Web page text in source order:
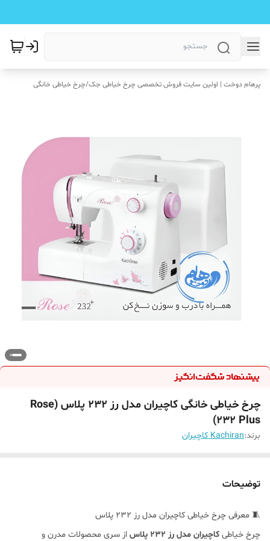
پرهام دوخت | اولین سایت فروش تخصصی چرخ خیاطی جک/چرخ خیاطی خانگی
چرخ خیاطی خانگی کاچیران مدل رز 232 پلاس (Rose
232 Plus)
برند:Kachiran کاچیران
توضیحات
🧵 معرفی چرخ خیاطی کاچیران مدل رز 232 پلاس
چرخ خیاطی کاچیران مدل رز 232 پلاس
از سری محصولات مدرن و